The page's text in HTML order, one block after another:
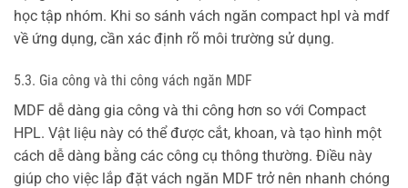
học tập nhóm. Khi so sánh vách ngăn compact hpl và mdf
về ứng dụng, cần xác định rõ môi trường sử dụng.
5.3. Gia công và thi công vách ngăn MDF
MDF dễ dàng gia công và thi công hơn so với Compact
HPL. Vật liệu này có thể được cắt, khoan, và tạo hình một
cách dễ dàng bằng các công cụ thông thường. Điều này
giúp cho việc lắp đặt vách ngăn MDF trở nên nhanh chóng